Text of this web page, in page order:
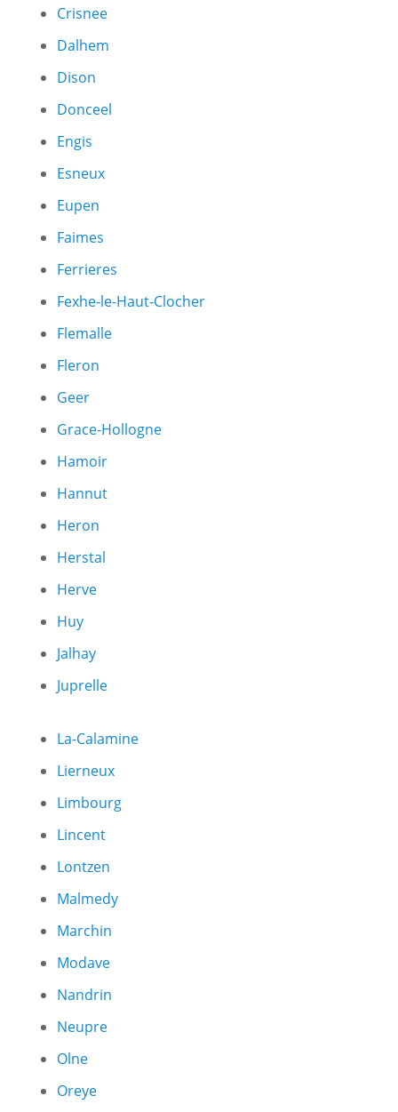
Crisnee
Dalhem
Dison
Donceel
Engis
Esneux
Eupen
Faimes
Ferrieres
Fexhe-le-Haut-Clocher
Flemalle
Fleron
Geer
Grace-Hollogne
Hamoir
Hannut
Heron
Herstal
Herve
Huy
Jalhay
Juprelle
La-Calamine
Lierneux
Limbourg
Lincent
Lontzen
Malmedy
Marchin
Modave
Nandrin
Neupre
Olne
Oreye